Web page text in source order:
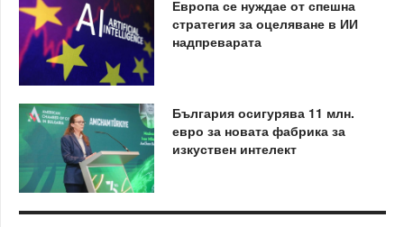
Европа се нуждае от спешна
стратегия за оцеляване в ИИ
надпреварата
България осигурява 11 млн.
евро за новата фабрика за
изкуствен интелект